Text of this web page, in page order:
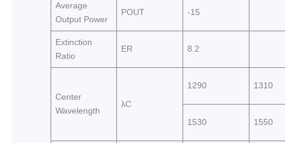
Average
Output Power
POUT -15
Extinction
Ratio
ER 8.2
Center
Wavelength
λC
1290 1310
1530 1550